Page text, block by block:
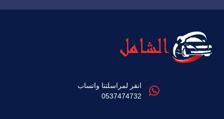
انقر لمراسلتنا واتساب
0537474732